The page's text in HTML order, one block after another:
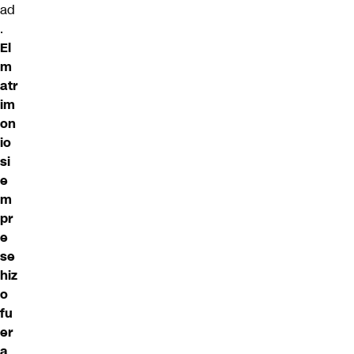
ad
.
El
m
atr
im
on
io
si
e
m
pr
e
se
hiz
o
fu
er